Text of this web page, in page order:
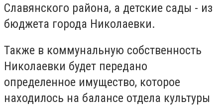
Славянского района, а детские сады - из
бюджета города Николаевки.
Также в коммунальную собственность
Николаевки будет передано
определенное имущество, которое
находилось на балансе отдела культуры